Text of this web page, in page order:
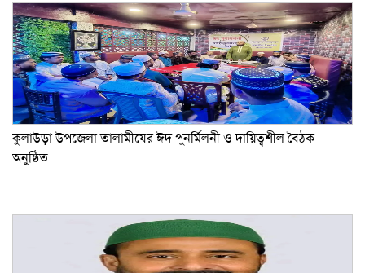
কুলাউড়া উপজেলা তালামীযের ঈদ পুনর্মিলনী ও দায়িত্বশীল বৈঠক
অনুষ্ঠিত